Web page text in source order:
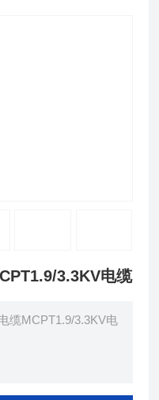
3.3KV电缆
缆MCPT1.9/3.3KV电